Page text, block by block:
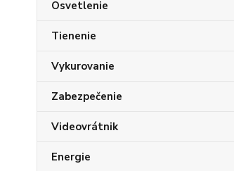
Osvetlenie
Tienenie
Vykurovanie
Zabezpečenie
Videovrátnik
Energie